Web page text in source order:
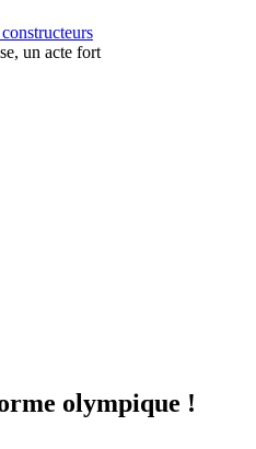
olympique !